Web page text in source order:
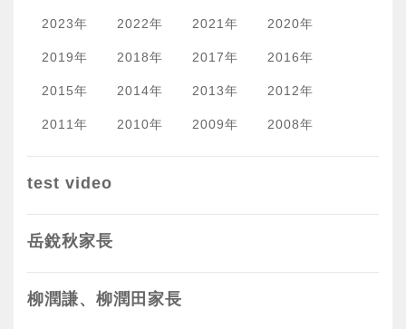
2023年 2022年 2021年 2020年
2019年 2018年 2017年 2016年
2015年 2014年 2013年 2012年
2011年 2010年 2009年 2008年
test video
岳銳秋家長
柳潤謙、柳潤田家長